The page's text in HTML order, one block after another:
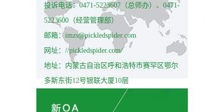
投诉电话：0471-5223607（总师办）、0471-
5223600（经营管理部）
邮箱：imzs@pickledspider.com
网址：//pickledspider.com/
地址：内蒙古自治区呼和浩特市赛罕区鄂尔
多斯东街12号银联大厦10层